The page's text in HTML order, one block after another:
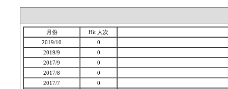
月份
Hit 人次
2019/10
0
2019/9
0
2017/9
0
2017/8
0
2017/7
0